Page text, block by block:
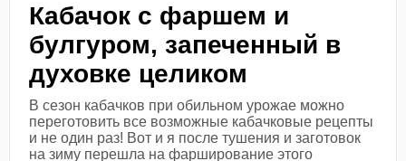
Кабачок с фаршем и
булгуром, запеченный в
духовке целиком
В сезон кабачков при обильном урожае можно
переготовить все возможные кабачковые рецепты
и не один раз! Вот и я после тушения и заготовок
на зиму перешла на фарширование этого